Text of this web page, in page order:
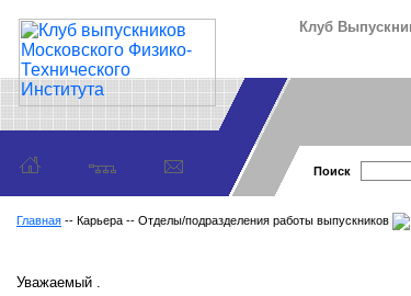
Клуб
Поиск
Главная -- Карьера -- Отделы/подразделения работы выпускников
Уважаемый .